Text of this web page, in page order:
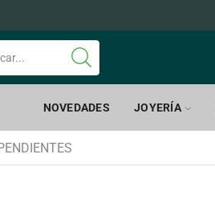
NOVEDADES JOYERÍA